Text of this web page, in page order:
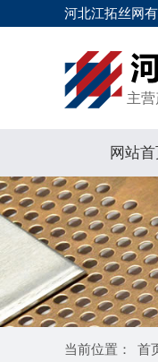
河北江拓丝网
主
网站
当前位置： 首